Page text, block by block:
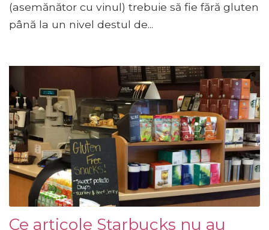
(asemănător cu vinul) trebuie să fie fără gluten
până la un nivel destul de...
Ce articole Starbucks nu au